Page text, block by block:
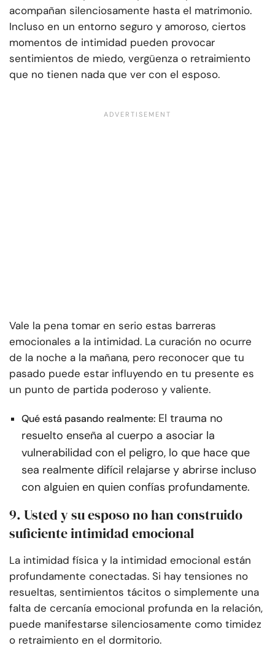
acompañan silenciosamente hasta el matrimonio.
Incluso en un entorno seguro y amoroso, ciertos
momentos de intimidad pueden provocar
sentimientos de miedo, vergüenza o retraimiento
que no tienen nada que ver con el esposo.
Vale la pena tomar en serio estas barreras
emocionales a la intimidad. La curación no ocurre
de la noche a la mañana, pero reconocer que tu
pasado puede estar influyendo en tu presente es
un punto de partida poderoso y valiente.
Qué está pasando realmente: El trauma no
resuelto enseña al cuerpo a asociar la
vulnerabilidad con el peligro, lo que hace que
sea realmente difícil relajarse y abrirse incluso
con alguien en quien confías profundamente.
9. Usted y su esposo no han construido
suficiente intimidad emocional
La intimidad física y la intimidad emocional están
profundamente conectadas. Si hay tensiones no
resueltas, sentimientos tácitos o simplemente una
falta de cercanía emocional profunda en la relación,
puede manifestarse silenciosamente como timidez
o retraimiento en el dormitorio.